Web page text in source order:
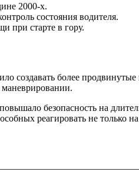
2000-х.
состояния водителя.
при старте в гору.
создавать более
безопасность на
реагировать не только на